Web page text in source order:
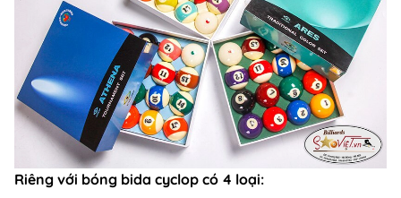
Riêng với bóng bida cyclop có 4 loại: